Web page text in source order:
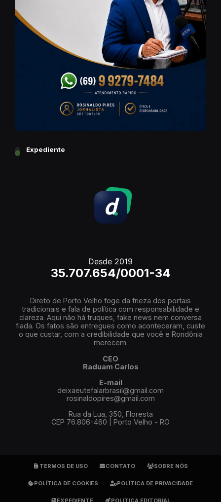
Expediente
Desde 2019
35.707.654/0001-34
Direto de Porto Velho foge da frieza dos portais
tradicionais e fala de política com responsabilidade e
clareza. Aqui não há truques, fake news nem conversa
fiada. Os fatos são entregues como aconteceram, custe
o que custar, com a credibilidade que você e Rondônia
merecem.
CEO
Raduam Carlos
E-mail
deixaeutefalarbrasil@gmail.com
rosinaldopires@gmail.com
Rua da Lua, 350, Floresta
CEP 76.806-460 | Porto Velho - RO
TERMOS DE USO CONTATO SOBRE NÓS
POLÍTICA DE COOKIES POLÍTICA DE PRIVACIDADE
EXPEDIENTE POLÍTICA EDITORIAL